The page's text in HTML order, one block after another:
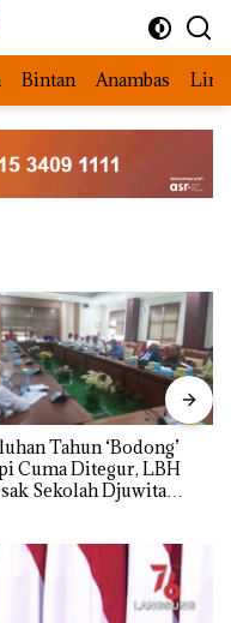
Bintan Anambas
Tahun ‘Bodong’
Cuma Ditegur, LBH
Sekolah Djuwita